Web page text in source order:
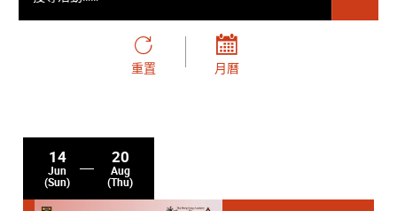
重置 月曆
14
Jun
(Sun)
20
Aug
(Thu)